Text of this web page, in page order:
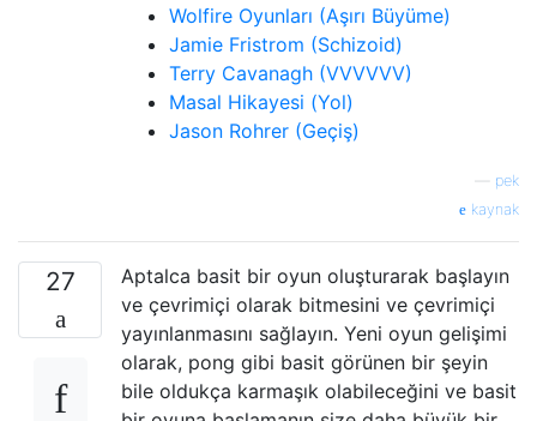
Wolfire Oyunları (Aşırı Büyüme)
Jamie Fristrom (Schizoid)
Terry Cavanagh (VVVVVV)
Masal Hikayesi (Yol)
Jason Rohrer (Geçiş)
pek
kaynak
27
Aptalca basit bir oyun oluşturarak başlayın
ve çevrimiçi olarak bitmesini ve çevrimiçi
yayınlanmasını sağlayın. Yeni oyun gelişimi
olarak, pong gibi basit görünen bir şeyin
bile oldukça karmaşık olabileceğini ve basit